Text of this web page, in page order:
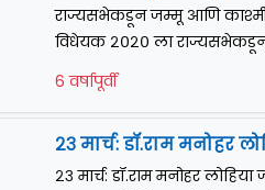
राज्यसभेकडून जम्मू आणि
विधेयक २०२० ला
6 वर्षापूर्वी
२३ मार्च: डॉ.राम मनोहर
२३ मार्च: डॉ.राम मनोहर लोहिया